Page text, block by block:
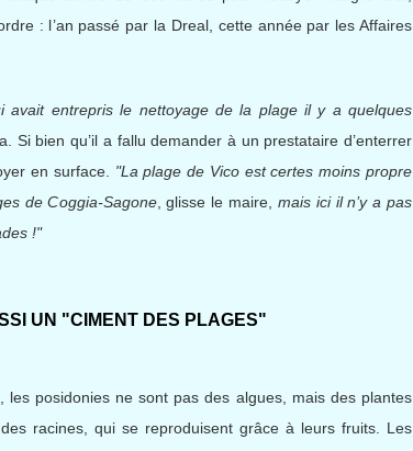
: l’an passé par la Dreal, cette année par les Affaires
avait entrepris le nettoyage de la plage il y a quelques
Si bien qu’il a fallu demander à un prestataire d’enterrer
en surface.
"La plage de Vico est certes moins propre
de Coggia-Sagone, glisse le maire, mais ici il n’y a pas
!"
UN "CIMENT DES PLAGES"
les posidonies ne sont pas des algues, mais des plantes
racines, qui se reproduisent grâce à leurs fruits. Les